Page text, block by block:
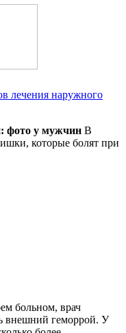
лечения наружного
фото у мужчин В
которые болят при
больном, врач
внешний геморрой. У